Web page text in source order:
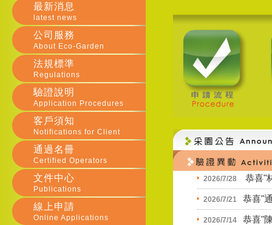
2026/7/28 恭喜"
2026/7/21 恭喜"
2026/7/14 恭喜"
最新消息
latest news
公司服務
About Eco-Garden
法規標準
Regulations
驗證說明
Application Procedures
客戶須知
Notifications for Client
通過名冊
Certified Operators
文件中心
Publications
線上申請
Online Applications